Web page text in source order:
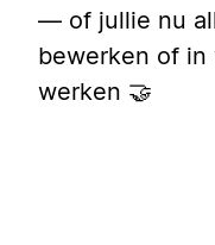
— of jullie nu
bewerken of
werken 🤝